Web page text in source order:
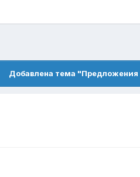
Добавлена тема